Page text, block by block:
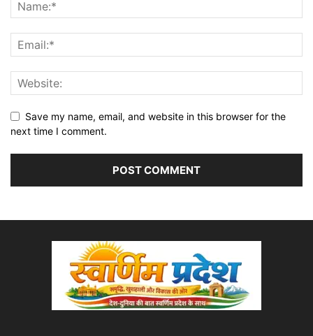
Save my name, email, and website in this browser for the
next time I comment.